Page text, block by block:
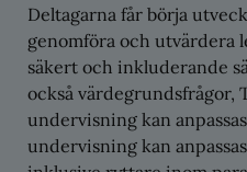
Deltagarna får börja
genomföra och utvärdera
säkert och inkluderande
också värdegrundsfrågor,
undervisning kan
undervisning kan